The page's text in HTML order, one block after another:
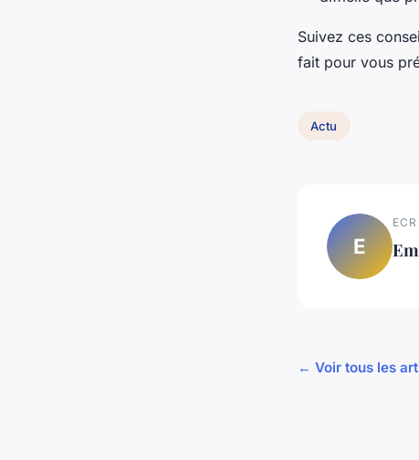
Suivez ces
fait pour vous
Actu
E
← Voir tous les